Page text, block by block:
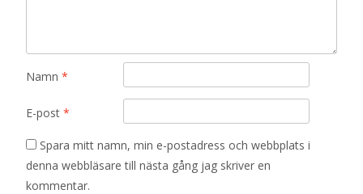
Namn *
E-post *
Spara mitt namn, min e-postadress och webbplats i
denna webbläsare till nästa gång jag skriver en
kommentar.